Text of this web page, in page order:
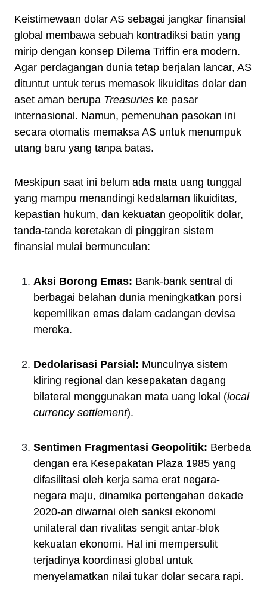
Keistimewaan dolar AS sebagai jangkar finansial
global membawa sebuah kontradiksi batin yang
mirip dengan konsep Dilema Triffin era modern.
Agar perdagangan dunia tetap berjalan lancar, AS
dituntut untuk terus memasok likuiditas dolar dan
aset aman berupa Treasuries ke pasar
internasional. Namun, pemenuhan pasokan ini
secara otomatis memaksa AS untuk menumpuk
utang baru yang tanpa batas.
Meskipun saat ini belum ada mata uang tunggal
yang mampu menandingi kedalaman likuiditas,
kepastian hukum, dan kekuatan geopolitik dolar,
tanda-tanda keretakan di pinggiran sistem
finansial mulai bermunculan:
Aksi Borong Emas: Bank-bank sentral di
berbagai belahan dunia meningkatkan porsi
kepemilikan emas dalam cadangan devisa
mereka.
Dedolarisasi Parsial: Munculnya sistem
kliring regional dan kesepakatan dagang
bilateral menggunakan mata uang lokal (local
currency settlement).
Sentimen Fragmentasi Geopolitik: Berbeda
dengan era Kesepakatan Plaza 1985 yang
difasilitasi oleh kerja sama erat negara-
negara maju, dinamika pertengahan dekade
2020-an diwarnai oleh sanksi ekonomi
unilateral dan rivalitas sengit antar-blok
kekuatan ekonomi. Hal ini mempersulit
terjadinya koordinasi global untuk
menyelamatkan nilai tukar dolar secara rapi.